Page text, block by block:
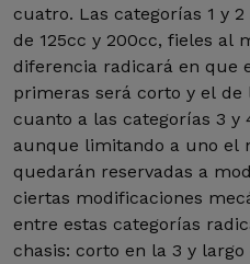
cuatro. Las categorías 1 y
de 125cc y 200cc, fieles al
diferencia radicará en que
primeras será corto y el de
cuanto a las categorías 3 y
aunque limitando a uno el
quedarán reservadas a
ciertas modificaciones
entre estas categorías
chasis: corto en la 3 y largo